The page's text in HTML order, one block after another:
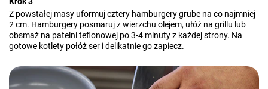
Z powstałej masy uformuj cztery hamburgery grube na co najmniej
2 cm. Hamburgery posmaruj z wierzchu olejem, ułóż na grillu lub
obsmaż na patelni teflonowej po 3-4 minuty z każdej strony. Na
gotowe kotlety połóż ser i delikatnie go zapiecz.